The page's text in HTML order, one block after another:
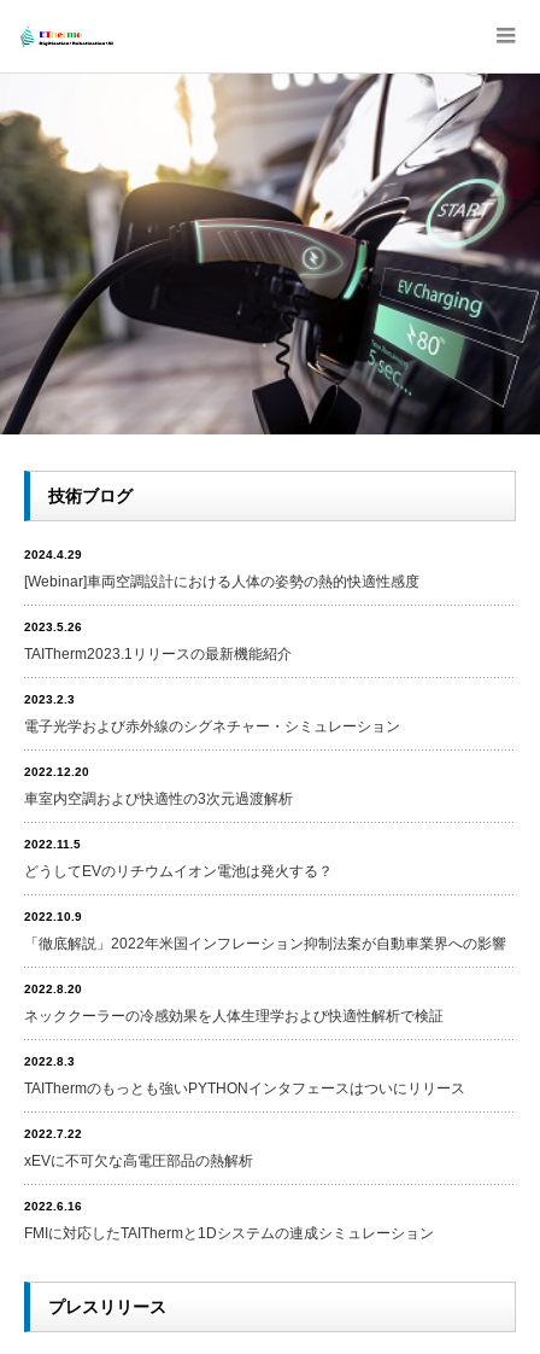
技術ブログ
2024.4.29
[Webinar]車両空調設計における人体の姿勢の熱的快適性感度
2023.5.26
TAITherm2023.1リリースの最新機能紹介
2023.2.3
電子光学および赤外線のシグネチャー・シミュレーション
2022.12.20
車室内空調および快適性の3次元過渡解析
2022.11.5
どうしてEVのリチウムイオン電池は発火する？
2022.10.9
「徹底解説」2022年米国インフレーション抑制法案が自動車業界への影響
2022.8.20
ネッククーラーの冷感効果を人体生理学および快適性解析で検証
2022.8.3
TAIThermのもっとも強いPYTHONインタフェースはついにリリース
2022.7.22
xEVに不可欠な高電圧部品の熱解析
2022.6.16
FMIに対応したTAIThermと1Dシステムの連成シミュレーション
プレスリリース